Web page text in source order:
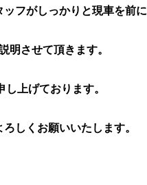
ッフがしっかりと現車を前に
明させて頂きます。
上げております。
ろしくお願いいたします。